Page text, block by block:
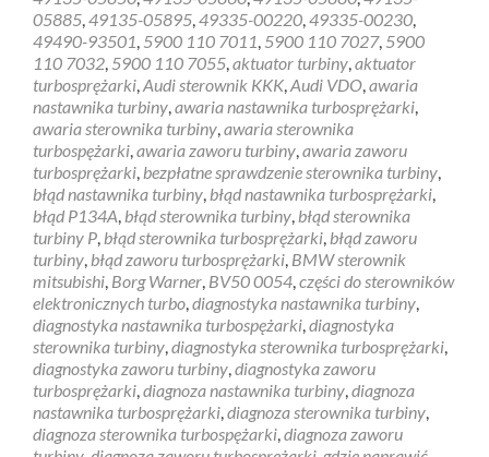
05885,49135-05895,49335-00220,49335-00230,
49490-93501, 5900 110 7011, 5900 110 7027, 5900
110 7032, 5900 110 7055,aktuator turbiny,aktuator
turbosprężarki,Audi sterownik KKK,Audi VDO,awaria
nastawnika turbiny,awaria nastawnika turbosprężarki,
awaria sterownika turbiny,awaria sterownika
turbospężarki,awaria zaworu turbiny,awaria zaworu
turbosprężarki, bezpłatne sprawdzenie sterownika turbiny,
błąd nastawnika turbiny, błąd nastawnika turbosprężarki,
błąd P134A, błąd sterownika turbiny, błąd sterownika
turbiny P, błąd sterownika turbosprężarki, błąd zaworu
turbiny, błąd zaworu turbosprężarki, BMW sterownik
mitsubishi, Borg Warner, BV50 0054,części do sterowników
elektronicznych turbo,diagnostyka nastawnika turbiny,
diagnostyka nastawnika turbospężarki,diagnostyka
sterownika turbiny,diagnostyka sterownika turbosprężarki,
diagnostyka zaworu turbiny,diagnostyka zaworu
turbosprężarki,diagnoza nastawnika turbiny,diagnoza
nastawnika turbosprężarki,diagnoza sterownika turbiny,
diagnoza sterownika turbospężarki,diagnoza zaworu